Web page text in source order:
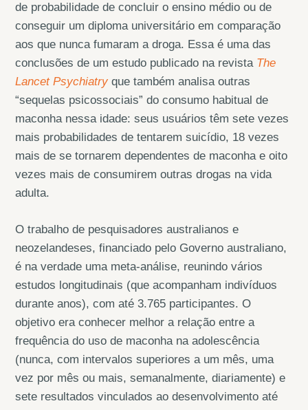
de probabilidade de concluir o ensino médio ou de
conseguir um diploma universitário em comparação
aos que nunca fumaram a droga. Essa é uma das
conclusões de um estudo publicado na revista The
Lancet Psychiatry que também analisa outras
“sequelas psicossociais” do consumo habitual de
maconha nessa idade: seus usuários têm sete vezes
mais probabilidades de tentarem suicídio, 18 vezes
mais de se tornarem dependentes de maconha e oito
vezes mais de consumirem outras drogas na vida
adulta.
O trabalho de pesquisadores australianos e
neozelandeses, financiado pelo Governo australiano,
é na verdade uma meta-análise, reunindo vários
estudos longitudinais (que acompanham indivíduos
durante anos), com até 3.765 participantes. O
objetivo era conhecer melhor a relação entre a
frequência do uso de maconha na adolescência
(nunca, com intervalos superiores a um mês, uma
vez por mês ou mais, semanalmente, diariamente) e
sete resultados vinculados ao desenvolvimento até